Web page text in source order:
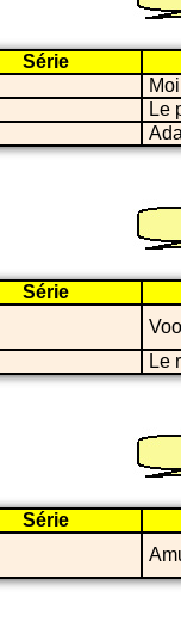
Série
Le
Série
Le
Série